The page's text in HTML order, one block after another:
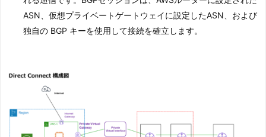
ASN、仮想プライベートゲートウェイに設定したASN、および
独自の BGP キーを使用して接続を確立します。